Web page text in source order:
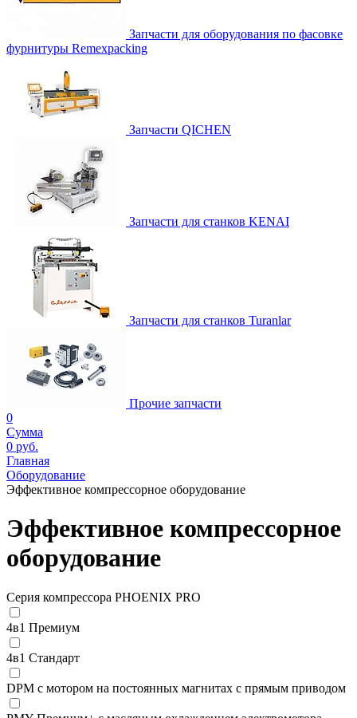
Запчасти для оборудования по фасовке
фурнитуры Remexpacking
Запчасти QICHEN
Запчасти для станков KENAI
Запчасти для станков Turanlar
Прочие запчасти
0
Сумма
0 руб.
Главная
Оборудование
Эффективное компрессорное оборудование
Эффективное компрессорное
оборудование
Серия компрессора PHOENIX PRO
4в1 Премиум
4в1 Стандарт
DPM с мотором на постоянных магнитах с прямым приводом